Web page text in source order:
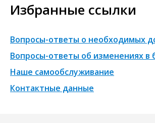
Избранные ссылки
Вопросы-ответы о необходимых
Вопросы-ответы об изменениях в
Наше самообслуживание
Контактные данные